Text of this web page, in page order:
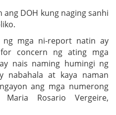
DOH kung naging sanhi
ng mga ni-report natin ay
concern ng ating mga
nais naming humingi ng
nabahala at kaya naman
ang mga numerong
Rosario Vergeire,